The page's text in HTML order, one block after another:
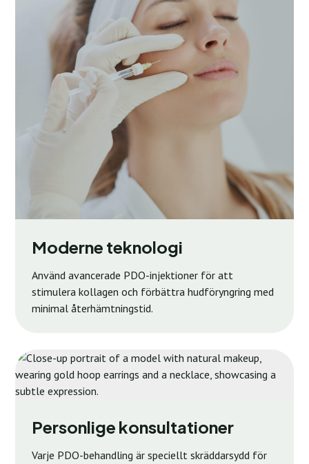
Moderne teknologi
Använd avancerade PDO-injektioner för att
stimulera kollagen och förbättra hudföryngring med
minimal återhämtningstid.
Personlige konsultationer
Varje PDO-behandling är speciellt skräddarsydd för